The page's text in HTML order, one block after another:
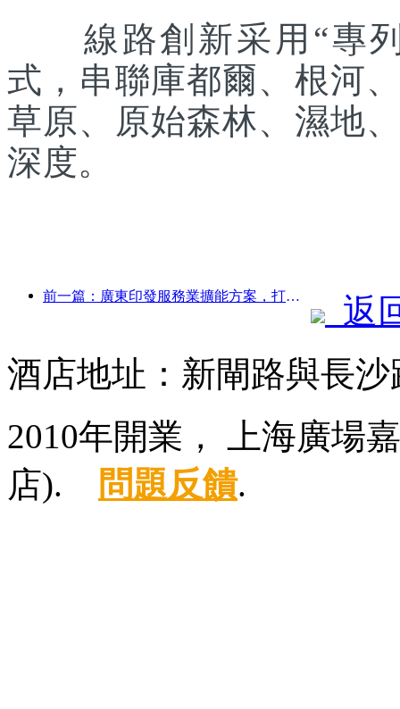
線路創新采用“專列
式，串聯庫都爾、根河
草原、原始森林、濕地
深度。
前一篇：廣東印發服務業擴能方案，打造大灣區世界級旅游目的地
返
酒店地址：新閘路與長
2010年開業， 上海廣場
店).
問題反饋.